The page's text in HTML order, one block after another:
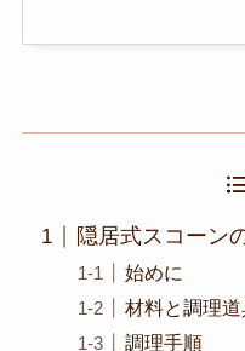
隠居式スコーン
始めに
材料と調理道
調理手順